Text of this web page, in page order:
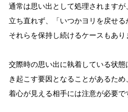
通常は思い出として処理されます
立ち直れず、「いつかヨリを戻せ
それらを保持し続けるケースもあり
交際時の思い出に執着している状態
き起こす要因となることがあるた
着心が見える相手には注意が必要で